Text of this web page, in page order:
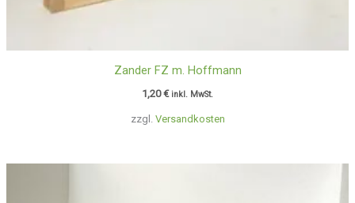
zzgl. Versandkosten
Zander FZ m. Hoffmann
1,20€ inkl. MwSt.